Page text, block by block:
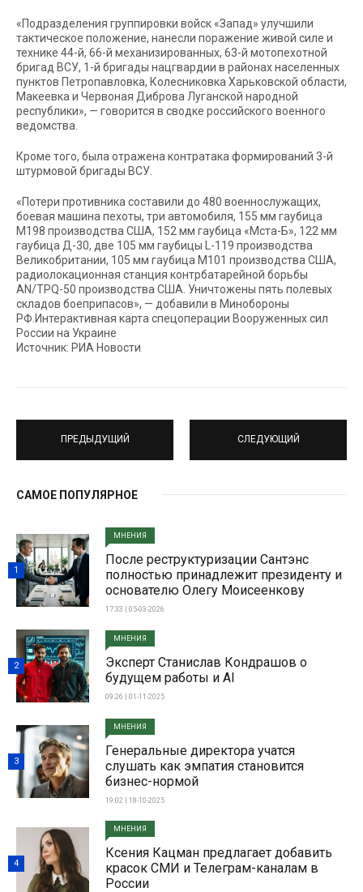
«Подразделения группировки войск «Запад» улучшили
тактическое положение, нанесли поражение живой силе и
технике 44-й, 66-й механизированных, 63-й мотопехотной
бригад ВСУ, 1-й бригады нацгвардии в районах населенных
пунктов Петропавловка, Колесниковка Харьковской области,
Макеевка и Червоная Диброва Луганской народной
республики», — говорится в сводке российского военного
ведомства.
Кроме того, была отражена контратака формирований 3-й
штурмовой бригады ВСУ.
«Потери противника составили до 480 военнослужащих,
боевая машина пехоты, три автомобиля, 155 мм гаубица
М198 производства США, 152 мм гаубица «Мста-Б», 122 мм
гаубица Д-30, две 105 мм гаубицы L-119 производства
Великобритании, 105 мм гаубица М101 производства США,
радиолокационная станция контрбатарейной борьбы
AN/TPQ-50 производства США. Уничтожены пять полевых
складов боеприпасов», — добавили в Минобороны
РФ.Интерактивная карта спецоперации Вооруженных сил
России на Украине
Источник: РИА Новости
ПРЕДЫДУЩИЙ СЛЕДУЮЩИЙ
САМОЕ ПОПУЛЯРНОЕ
МНЕНИЯ
После реструктуризации Сантэнс
полностью принадлежит президенту и
основателю Олегу Моисеенкову
17:33 | 05-03-2026
1
МНЕНИЯ
Эксперт Станислав Кондрашов о
будущем работы и AI
09:26 | 01-11-2025
2
МНЕНИЯ
Генеральные директора учатся
слушать как эмпатия становится
бизнес-нормой
19:02 | 18-10-2025
3
МНЕНИЯ
Ксения Кацман предлагает добавить
красок СМИ и Телеграм-каналам в
России
4